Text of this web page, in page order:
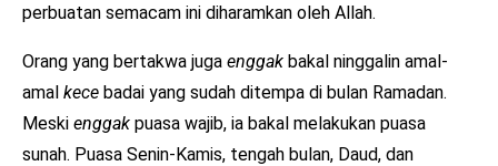
perbuatan semacam ini diharamkan oleh Allah.
Orang yang bertakwa juga enggak bakal ninggalin amal-
amal kece badai yang sudah ditempa di bulan Ramadan.
Meski enggak puasa wajib, ia bakal melakukan puasa
sunah. Puasa Senin-Kamis, tengah bulan, Daud, dan